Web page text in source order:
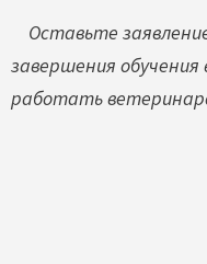
Оставьте
завершения
работать